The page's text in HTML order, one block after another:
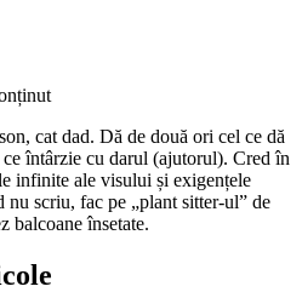
cat dad. Dă de două ori cel ce dă
întârzie cu darul (ajutorul). Cred în
infinite ale visului și exigențele
scriu, fac pe „plant sitter-ul” de
balcoane însetate.